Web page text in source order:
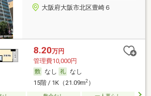
大阪府大阪市北区豊崎６
8.20万円
管理費10,000円
なし
なし
15階 / 1K（21.09m2）